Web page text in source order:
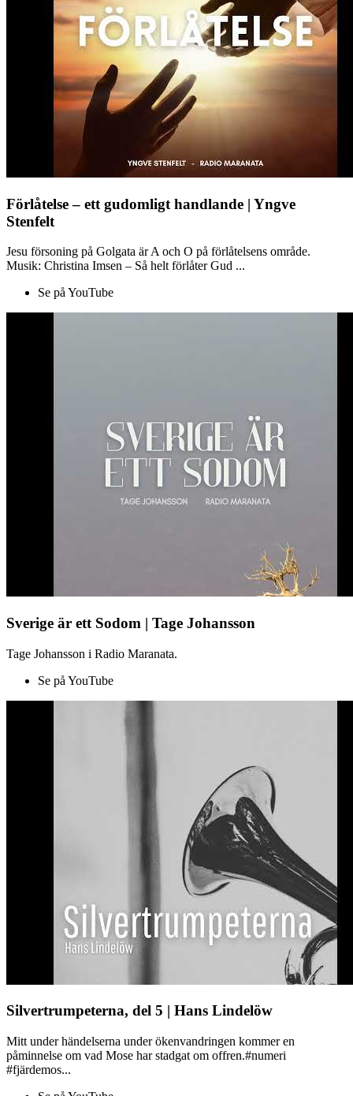
Förlåtelse – ett gudomligt handlande | Yngve
Stenfelt
Jesu försoning på Golgata är A och O på förlåtelsens område.
Musik: Christina Imsen – Så helt förlåter Gud ...
Se på YouTube
Sverige är ett Sodom | Tage Johansson
Tage Johansson i Radio Maranata.
Se på YouTube
Silvertrumpeterna, del 5 | Hans Lindelöw
Mitt under händelserna under ökenvandringen kommer en
påminnelse om vad Mose har stadgat om offren.#numeri
#fjärdemos...